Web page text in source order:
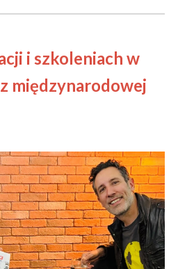
i szkoleniach w
międzynarodowej